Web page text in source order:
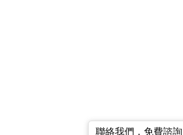
聯絡我們，免費諮詢